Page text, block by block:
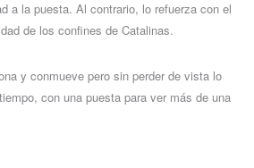
a la puesta. Al contrario, lo refuerza con el
de los confines de Catalinas.
y conmueve pero sin perder de vista lo
con una puesta para ver más de una